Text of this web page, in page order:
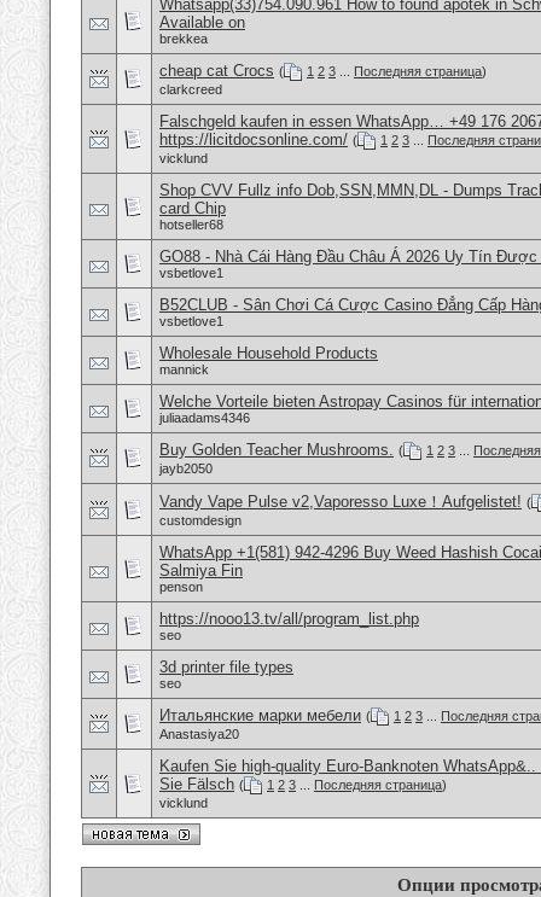
Whatsapp(33)754.090.961 How to found apotek in
Available on
brekkea
cheap cat Crocs ( 1 2 3 Последняя страница)
clarkcreed
Falschgeld kaufen in essen WhatsApp… +49 176
https://licitdocsonline.com/ ( 1 2 3
Последняя
vicklund
Shop CVV Fullz info Dob,SSN,MMN,DL - Dumps
card Chip
hotseller68
GO88 - Nhà Cái Hàng Đầu Châu Á 2026 Uy Tín
vsbetlove1
B52CLUB - Sân Chơi Cá Cược Casino Đẳng Cấp
vsbetlove1
Wholesale Household Products
mannick
Welche Vorteile bieten Astropay Casinos für
juliaadams4346
Buy Golden Teacher Mushrooms. ( 1 2 3
jayb2050
Vandy Vape Pulse v2,Vaporesso Luxe！Aufgelistet! (
customdesign
WhatsApp +1(581) 942-4296 Buy Weed Hashish
Salmiya Fin
penson
https://nooo13.tv/all/program_list.php
seo
3d printer file types
seo
Итальянские марки мебели ( 1 2 3
Последняя
Anastasiya20
Kaufen Sie high-quality Euro-Banknoten
Sie Fälsch ( 1 2 3 Последняя страница)
vicklund
Опции